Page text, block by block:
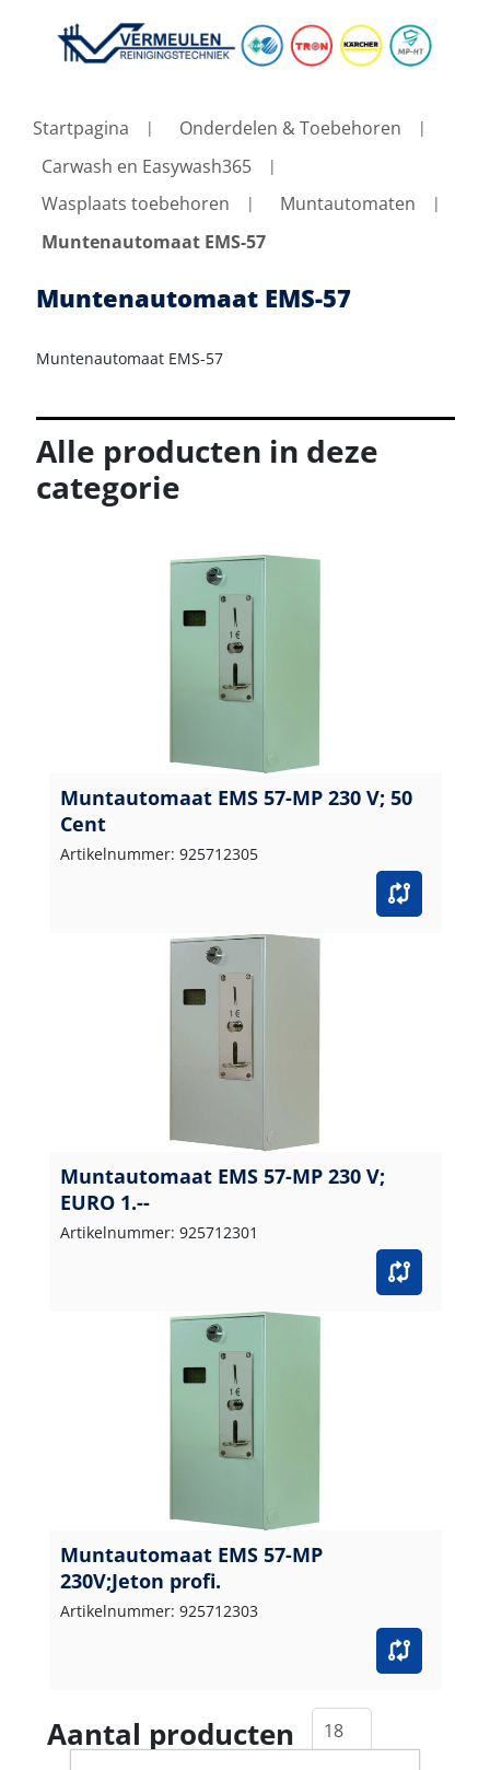
Startpagina
Onderdelen & Toebehoren
Carwash en Easywash365
Wasplaats toebehoren
Muntautomaten
Muntenautomaat EMS-57
Muntenautomaat EMS-57
Muntenautomaat EMS-57
Alle producten in deze
categorie
Muntautomaat EMS 57-MP 230 V; 50
Cent
Artikelnummer: 925712305
Muntautomaat EMS 57-MP 230 V;
EURO 1.--
Artikelnummer: 925712301
Muntautomaat EMS 57-MP
230V;Jeton profi.
Artikelnummer: 925712303
Aantal producten